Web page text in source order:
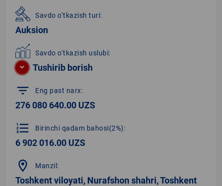
Savdo o‘tkazish turi:
Auksion
Savdo o‘tkazish uslubi:
Tushirib borish
filter_list Eng past narx:
276 080 640.00 UZS
format_list_numbered Birinchi qadam bahosi(2%):
6 902 016.00 UZS
location_on Manzil:
Toshkent viloyati, Nurafshon shahri, Toshkent